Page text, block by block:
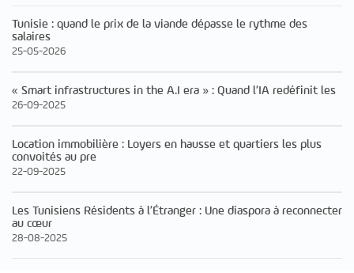
Tunisie : quand le prix de la viande dépasse le rythme des
salaires
25-05-2026
« Smart infrastructures in the A.I era » : Quand l’IA redéfinit les
26-09-2025
Location immobilière : Loyers en hausse et quartiers les plus
convoités au pre
22-09-2025
Les Tunisiens Résidents à l’Étranger : Une diaspora à reconnecter
au cœur
28-08-2025